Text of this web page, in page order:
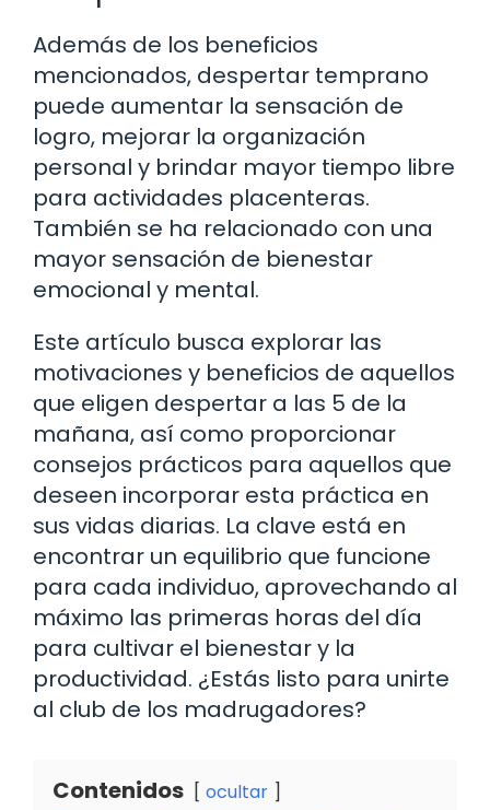
Además de los beneficios
mencionados, despertar temprano
puede aumentar la sensación de
logro, mejorar la organización
personal y brindar mayor tiempo libre
para actividades placenteras.
También se ha relacionado con una
mayor sensación de bienestar
emocional y mental.
Este artículo busca explorar las
motivaciones y beneficios de aquellos
que eligen despertar a las 5 de la
mañana, así como proporcionar
consejos prácticos para aquellos que
deseen incorporar esta práctica en
sus vidas diarias. La clave está en
encontrar un equilibrio que funcione
para cada individuo, aprovechando al
máximo las primeras horas del día
para cultivar el bienestar y la
productividad. ¿Estás listo para unirte
al club de los madrugadores?
Contenidos ocultar